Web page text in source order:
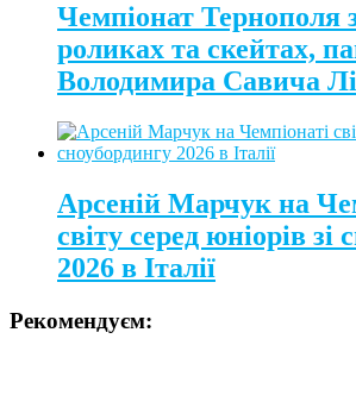
Чемпіонат Тернополя
роликах та скейтах,
Володимира Савича
Арсеній Марчук на
світу серед юніорів зі
2026 в Італії
Рекомендуєм: